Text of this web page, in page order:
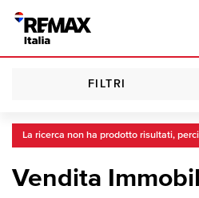
FILTRI
La ricerca non ha prodotto risultati,
Vendita